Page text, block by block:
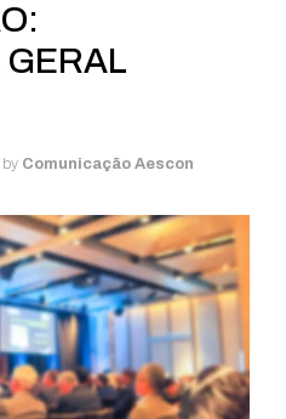
Comunicação Aescon